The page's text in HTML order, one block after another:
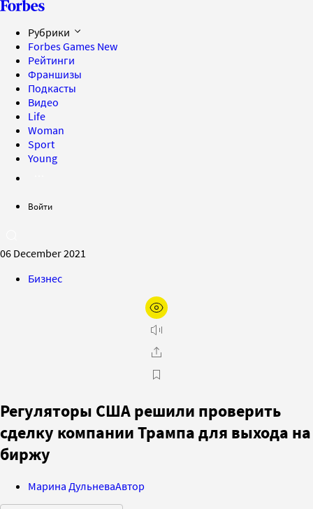
Рубрики
Forbes Games New
Рейтинги
Франшизы
Подкасты
Видео
Life
Woman
Sport
Young
Войти
06 December 2021
Бизнес
Регуляторы США решили проверить
сделку компании Трампа для выхода на
биржу
Марина ДульневаАвтор